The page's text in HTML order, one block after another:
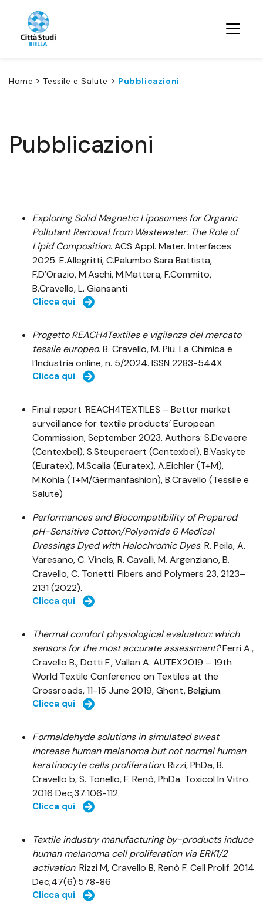
Home >Tessile e Salute > Pubblicazioni
Pubblicazioni
Exploring Solid Magnetic Liposomes for Organic
Pollutant Removal from Wastewater: The Role of
Lipid Composition. ACS Appl. Mater. Interfaces
2025. E.Allegritti, C.Palumbo Sara Battista,
F.D′Orazio, M.Aschi, M.Mattera, F.Commito,
B.Cravello, L. Giansanti
Clicca qui
Progetto REACH4Textiles e vigilanza del mercato
tessile europeo. B. Cravello, M. Piu. La Chimica e
l’Industria online, n. 5/2024. ISSN 2283-544X
Clicca qui
Final report ‘REACH4TEXTILES – Better market
surveillance for textile products’ European
Commission, September 2023. Authors: S.Devaere
(Centexbel), S.Steuperaert (Centexbel), B.Vaskyte
(Euratex), M.Scalia (Euratex), A.Eichler (T+M),
M.Kohla (T+M/Germanfashion), B.Cravello (Tessile e
Salute)
Performances and Biocompatibility of Prepared
pH-Sensitive Cotton/Polyamide 6 Medical
Dressings Dyed with Halochromic Dyes. R. Peila, A.
Varesano, C. Vineis, R. Cavalli, M. Argenziano, B.
Cravello, C. Tonetti. Fibers and Polymers 23, 2123–
2131 (2022).
Clicca qui
Thermal comfort physiological evaluation: which
sensors for the most accurate assessment?Ferri A.,
Cravello B., Dotti F., Vallan A. AUTEX2019 – 19th
World Textile Conference on Textiles at the
Crossroads, 11-15 June 2019, Ghent, Belgium.
Clicca qui
Formaldehyde solutions in simulated sweat
increase human melanoma but not normal human
keratinocyte cells proliferation. Rizzi, PhDa, B.
Cravello b, S. Tonello, F. Renò, PhDa. Toxicol In Vitro.
2016 Dec;37:106-112.
Clicca qui
Textile industry manufacturing by-products induce
human melanoma cell proliferation via ERK1/2
activation. Rizzi M, Cravello B, Renò F. Cell Prolif. 2014
Dec;47(6):578-86
Clicca qui